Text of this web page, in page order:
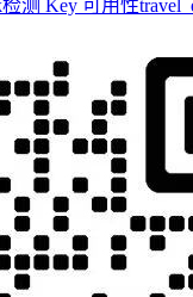
检测 Key 可用性